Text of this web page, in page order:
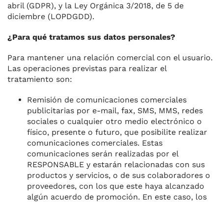
abril (GDPR), y la Ley Orgánica 3/2018, de 5 de
diciembre (LOPDGDD).
¿Para qué tratamos sus datos personales?
Para mantener una relación comercial con el usuario.
Las operaciones previstas para realizar el
tratamiento son:
Remisión de comunicaciones comerciales
publicitarias por e-mail, fax, SMS, MMS, redes
sociales o cualquier otro medio electrónico o
físico, presente o futuro, que posibilite realizar
comunicaciones comerciales. Estas
comunicaciones serán realizadas por el
RESPONSABLE y estarán relacionadas con sus
productos y servicios, o de sus colaboradores o
proveedores, con los que este haya alcanzado
algún acuerdo de promoción. En este caso, los